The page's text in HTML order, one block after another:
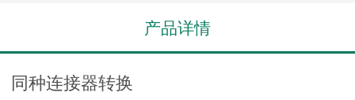
产品详情
同种连接器转换